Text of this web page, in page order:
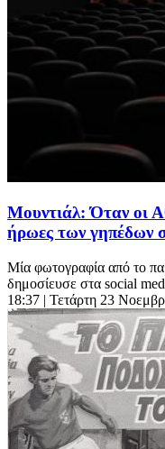
Μουντιάλ: Όταν οι
ήρωες των γηπέδων
Μία φωτογραφία από το
δημοσίευσε στα social
18:37 | Τετάρτη 23